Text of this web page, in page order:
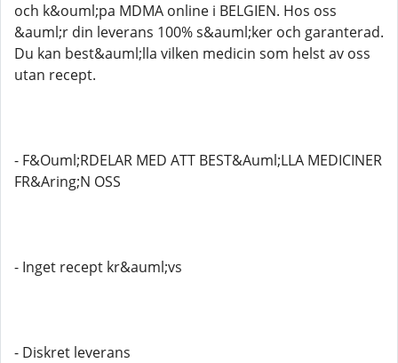
och k&ouml;pa MDMA online i BELGIEN. Hos oss
&auml;r din leverans 100% s&auml;ker och garanterad.
Du kan best&auml;lla vilken medicin som helst av oss
utan recept.
- F&Ouml;RDELAR MED ATT BEST&Auml;LLA MEDICINER
FR&Aring;N OSS
- Inget recept kr&auml;vs
- Diskret leverans